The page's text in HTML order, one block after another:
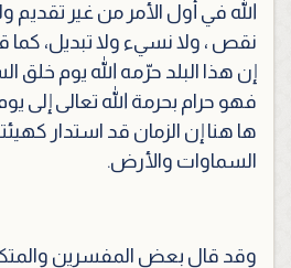
الله في أول الأمر من غير تقديم
نقص ، ولا نسيء ولا تبديل، كما
إن هذا البلد حرّمه الله يوم خلق
فهو حرام بحرمة الله تعالى إلى
ها هنا إن الزمان قد استدار
السماوات والأرض.
وقد قال بعض المفسرين